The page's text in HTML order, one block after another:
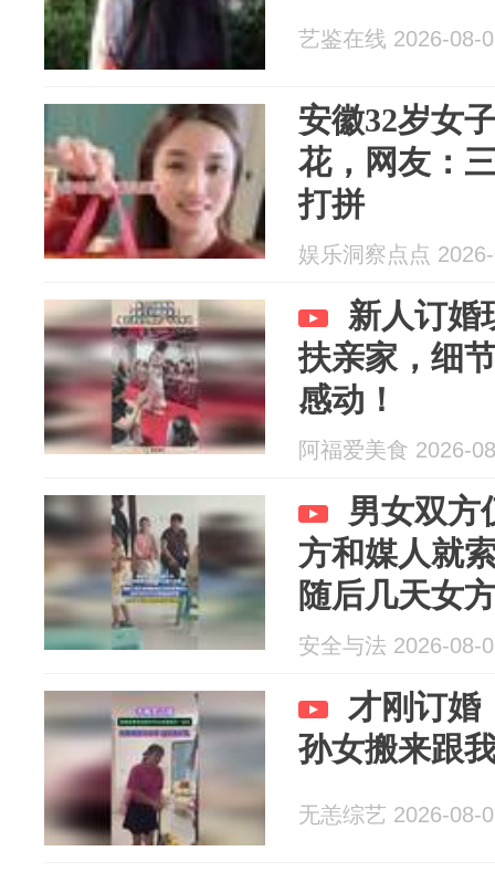
艺鉴在线 2026-08-
安徽32岁女
花，网友：
打拼
娱乐洞察点点
新人订婚
扶亲家，细
感动！
阿福爱美食 2026-
男女双方
方和媒人就
随后几天女
要彩礼
安全与法 2026-08-
才刚订婚
孙女搬来跟
无恙综艺 2026-08-